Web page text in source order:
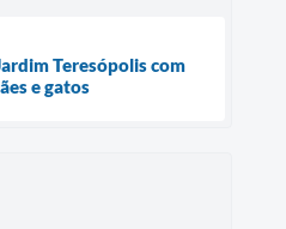
Teresópolis com
e gatos